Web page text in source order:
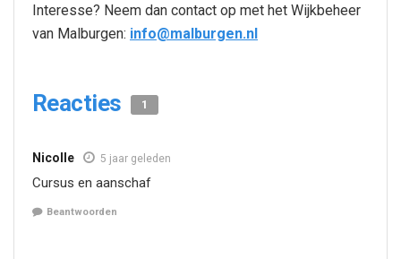
Interesse? Neem dan contact op met het Wijkbeheer
van Malburgen: info@malburgen.nl
Reacties 1
Nicolle 5 jaar geleden
Cursus en aanschaf
Beantwoorden